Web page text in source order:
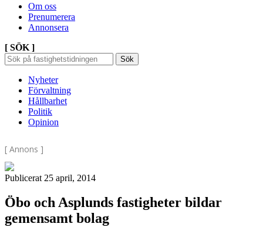
Om oss
Prenumerera
Annonsera
[ SÖK ]
Sök
efter:
Sök
Sök
Nyheter
Förvaltning
Hållbarhet
Politik
Opinion
[ Annons ]
Publicerat 25 april, 2014
Öbo och Asplunds fastigheter bildar
gemensamt bolag